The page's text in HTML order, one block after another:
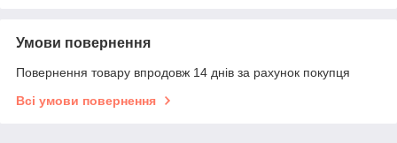
Умови повернення
Повернення товару впродовж 14 днів за рахунок покупця
Всі умови повернення